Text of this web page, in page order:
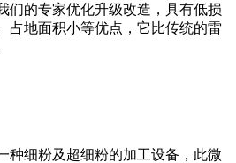
们的专家优化升级改造，具有低损
占地面积小等优点，它比传统的雷
种细粉及超细粉的加工设备，此微